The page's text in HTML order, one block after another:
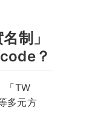
制」
？
「TW
多元方